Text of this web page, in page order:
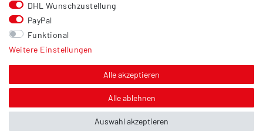
Vertrag widerrufen
Sonstiges
Hinweis zur Entsorgung von Altbatterien & Altöl
Über uns
DHL Wunschzustellung
PayPal
Funktional
Weitere Einstellungen
Alle akzeptieren
Alle ablehnen
Auswahl akzeptieren